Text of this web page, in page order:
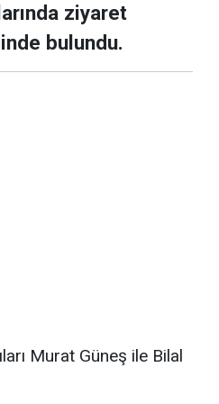
ziyaret
bulundu.
Murat Güneş ile Bilal